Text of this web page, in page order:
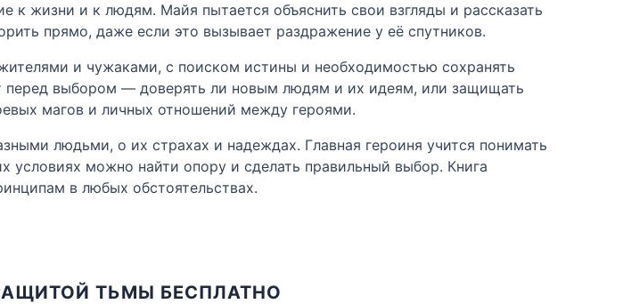
к жизни и к людям. Майя пытается объяснить свои взгляды и рассказать
прямо, даже если это вызывает раздражение у её спутников.
и чужаками, с поиском истины и необходимостью сохранять
перед выбором — доверять ли новым людям и их идеям, или защищать
магов и личных отношений между героями.
людьми, о их страхах и надеждах. Главная героиня учится понимать
условиях можно найти опору и сделать правильный выбор. Книга
в любых обстоятельствах.
ТЬМЫ БЕСПЛАТНО